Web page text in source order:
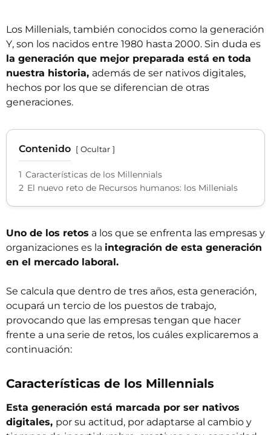
Los Millenials, también conocidos como la generación
Y, son los nacidos entre 1980 hasta 2000. Sin duda es
la generación que mejor preparada está en toda
nuestra historia, además de ser nativos digitales,
hechos por los que se diferencian de otras
generaciones.
Contenido Ocultar
1 Características de los Millennials
2 El nuevo reto de Recursos humanos: los Millenials
Uno de los retos a los que se enfrenta las empresas y
organizaciones es la integración de esta generación
en el mercado laboral.
Se calcula que dentro de tres años, esta generación,
ocupará un tercio de los puestos de trabajo,
provocando que las empresas tengan que hacer
frente a una serie de retos, los cuáles explicaremos a
continuación:
Características de los Millennials
Esta generación está marcada por ser nativos
digitales, por su actitud, por adaptarse al cambio y